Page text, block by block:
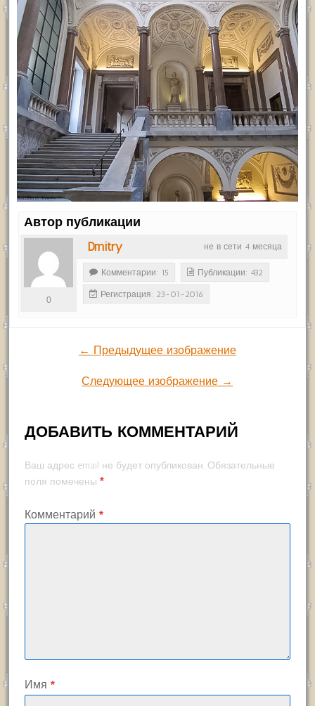
Автор публикации
не в сети 4 месяца
Dmitry
0
Комментарии: 15 Публикации: 432
Регистрация: 23-01-2016
← Предыдущее изображение
Следующее изображение →
ДОБАВИТЬ КОММЕНТАРИЙ
Ваш адрес email не будет опубликован. Обязательные
поля помечены *
Комментарий *
Имя *